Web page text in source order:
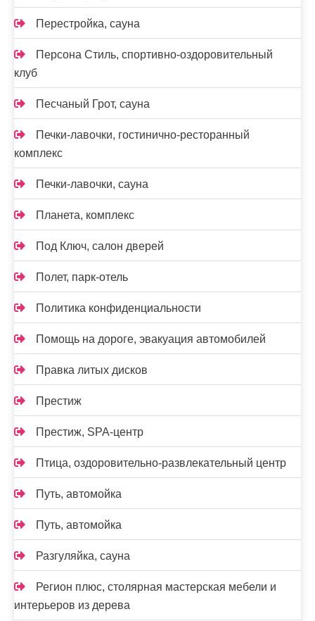
Перестройка, сауна
Персона Стиль, спортивно-оздоровительный
клуб
Песчаный Грот, сауна
Печки-лавочки, гостинично-ресторанный
комплекс
Печки-лавочки, сауна
Планета, комплекс
Под Ключ, салон дверей
Полет, парк-отель
Политика конфиденциальности
Помощь на дороге, эвакуация автомобилей
Правка литых дисков
Престиж
Престиж, SPA-центр
Птица, оздоровительно-развлекательный центр
Путь, автомойка
Путь, автомойка
Разгуляйка, сауна
Регион плюс, столярная мастерская мебели и
интерьеров из дерева